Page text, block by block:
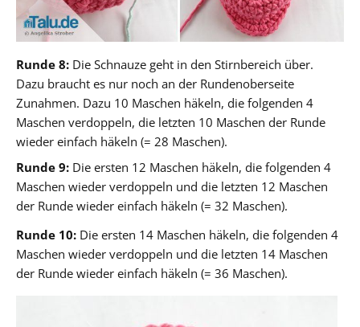
Runde 8: Die Schnauze geht in den Stirnbereich über.
Dazu braucht es nur noch an der Rundenoberseite
Zunahmen. Dazu 10 Maschen häkeln, die folgenden 4
Maschen verdoppeln, die letzten 10 Maschen der Runde
wieder einfach häkeln (= 28 Maschen).
Runde 9: Die ersten 12 Maschen häkeln, die folgenden 4
Maschen wieder verdoppeln und die letzten 12 Maschen
der Runde wieder einfach häkeln (= 32 Maschen).
Runde 10: Die ersten 14 Maschen häkeln, die folgenden 4
Maschen wieder verdoppeln und die letzten 14 Maschen
der Runde wieder einfach häkeln (= 36 Maschen).